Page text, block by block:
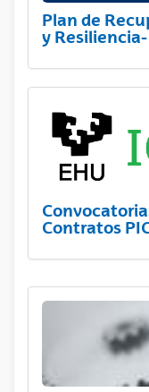
Plan de
y
Contratos